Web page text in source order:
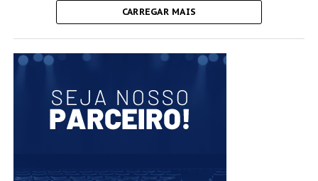
CARREGAR MAIS